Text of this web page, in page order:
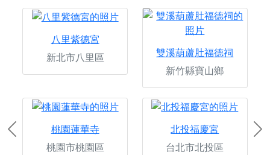
八里紫德宮
新北市八里區
雙溪葫蘆肚福德祠
新竹縣寶山鄉
桃園蓮華寺
桃園市桃園區
北投福慶宮
台北市北投區
Previous